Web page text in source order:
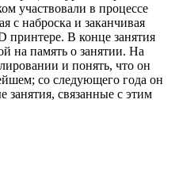
участвовали в процессе
с наброска и заканчивая
принтере. В конце занятия
на память о занятии. На
и понять, что он
со следующего года он
занятия, связанные с этим